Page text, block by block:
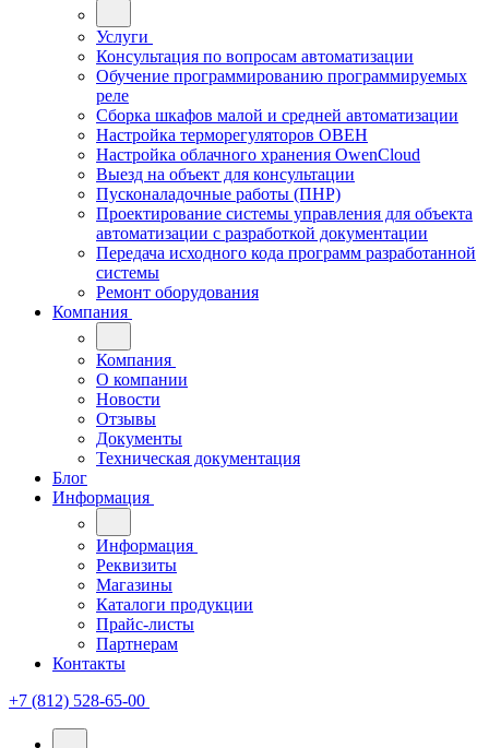
Услуги
Консультация по вопросам автоматизации
Обучение программированию программируемых
реле
Сборка шкафов малой и средней автоматизации
Настройка терморегуляторов ОВЕН
Настройка облачного хранения OwenCloud
Выезд на объект для консультации
Пусконаладочные работы (ПНР)
Проектирование системы управления для объекта
автоматизации с разработкой документации
Передача исходного кода программ разработанной
системы
Ремонт оборудования
Компания
Компания
О компании
Новости
Отзывы
Документы
Техническая документация
Блог
Информация
Информация
Реквизиты
Магазины
Каталоги продукции
Прайс-листы
Партнерам
Контакты
+7 (812) 528-65-00